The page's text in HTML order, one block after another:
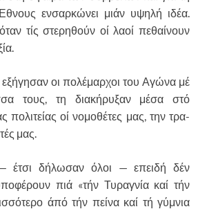
ενσαρκώνει μιάν υψηλή ιδέα.
τίς στερηθούν οί λαοί πεθαίνουν
εξήγησαν οι πολέμαρχοι του Αγώ­να μέ
τους, τη διακήρυξαν μέσα στό
πολιτείας οί νομοθέτες μας, την τρα­
μας.
έτσι δήλωσαν όλοι — επειδή δέν
πιά «τήν Τυραγνία καί τήν
άπό τήν πείνα καί τή γύμνια